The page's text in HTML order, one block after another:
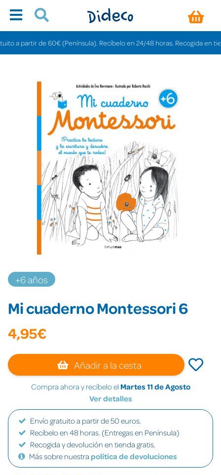
partir de 60€ (Península). Recíbelo en 24/48 horas. Recogida en
+6 años
Mi cuaderno Montessori 6
4,95€
Añadir a la cesta
Compra ahora y recíbelo el Martes 11 de Agosto
Ver detalles
Envío gratuito a partir de 50 euros.
Recíbelo en 48 horas. (Entregas en Península)
Recogida y devolución en tienda gratis.
Más sobre nuestra política de devoluciones